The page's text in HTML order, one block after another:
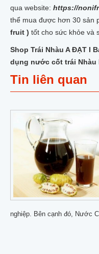
qua website: https://
thể mua được hơn 30 sản
fruit ) tốt cho sức khỏe và
Shop Trái Nhàu A ĐẠT I
dụng nước cốt trái Nhàu
Tin liên quan
nghiệp. Bên cạnh đó, Nước